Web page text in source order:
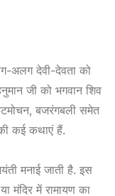
अलग देवी-देवता को
जी को भगवान शिव
बजरंगबली समेत
कई कथाएं हैं.
मनाई जाती है. इस
मंदिर में रामायण का